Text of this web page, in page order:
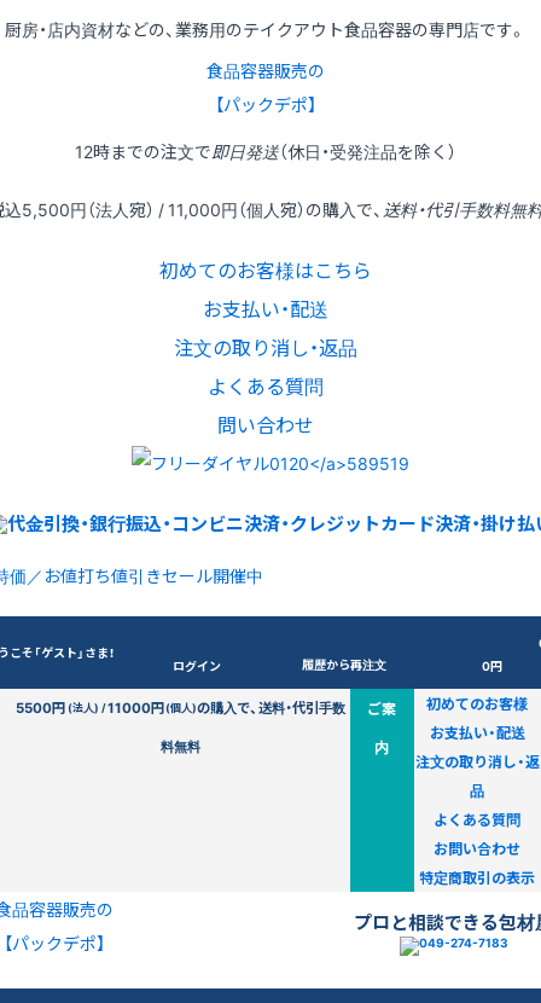
厨房・店内資材などの、業務用のテイクアウト食品容器の専門店です。
食品容器販売の
【パックデポ】
12時までの注文で即日発送（休日・受発注品を除く）
込5,500円（法人宛） / 11,000円（個人宛）の購入で、 送料・代引手数料無
初めてのお客様はこちら
お支払い・配送
注文の取り消し・返品
よくある質問
問い合わせ
価／お値打ち値引きセール開催中
こそ「ゲスト」さま！
ログイン 履歴から再注文
0円
5500円(法人) /11000円(個人)の購入で、送料・代引手数
料無料
ご案
内
初めてのお客様
お支払い・配送
注文の取り消し・返
品
よくある質問
お問い合わせ
特定商取引の表示
品容器販売の
【パックデポ】
プロと相談できる包材